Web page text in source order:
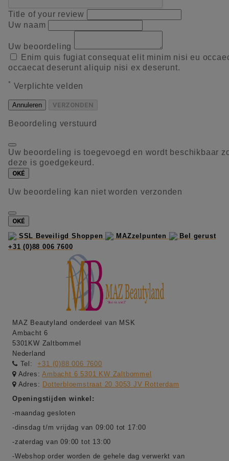
Title of your review
Uw naam
Uw beoordeling
Enim quis fugiat consequat elit minim nisi eu
occaecat deserunt aliquip nisi ex deserunt.
* Verplichte velden
Annuleren VERZONDEN
Beoordeling verstuurd
Uw beoordeling is toegevoegd en wordt beschikbaar
deze is goedgekeurd.
OKÉ
Uw beoordeling kan niet worden verzonden
OKÉ
SSL Beveiligd Shoppen
MAZzelpunten
Bel gerust
+31 (0)88 006 7600
MAZ Beautyland onderdeel van MSK
Ambacht 6
5301KW Zaltbommel
Nederland
Tel:
+31 (0)88 006 7600
Adres:Ambacht 6 5301 KW Zaltbommel
Adres: Dotterbloemstraat 20 3053 JV Rotterdam
Openingstijden winkel:
-maandag gesloten
-dinsdag t/m vrijdag van 09:00 tot 17:00
-zaterdag van 09:00 tot 13:00
-Webshop order worden de gehele dag verwerkt van